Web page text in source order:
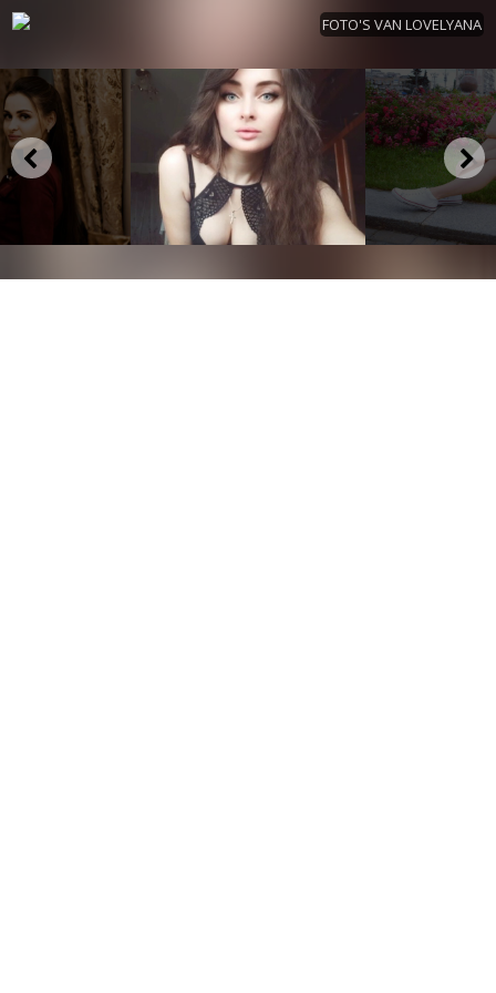
FOTO'S VAN LOVELYANA